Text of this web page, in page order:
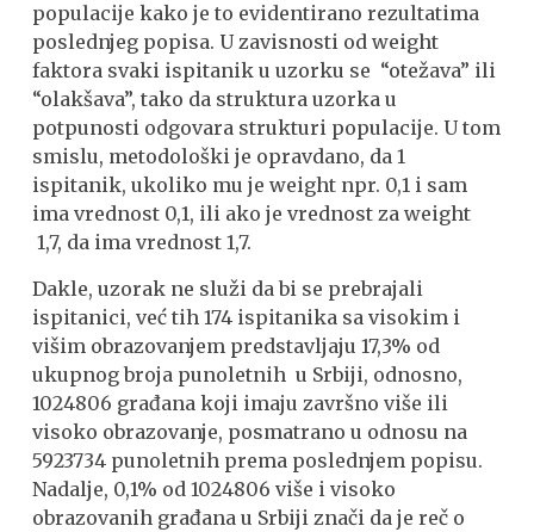
populacije kako je to evidentirano rezultatima
poslednjeg popisa. U zavisnosti od weight
faktora svaki ispitanik u uzorku se “otežava” ili
“olakšava”, tako da struktura uzorka u
potpunosti odgovara strukturi populacije. U tom
smislu, metodološki je opravdano, da 1
ispitanik, ukoliko mu je weight npr. 0,1 i sam
ima vrednost 0,1, ili ako je vrednost za weight
1,7, da ima vrednost 1,7.
Dakle, uzorak ne služi da bi se prebrajali
ispitanici, već tih 174 ispitanika sa visokim i
višim obrazovanjem predstavljaju 17,3% od
ukupnog broja punoletnih u Srbiji, odnosno,
1024806 građana koji imaju završno više ili
visoko obrazovanje, posmatrano u odnosu na
5923734 punoletnih prema poslednjem popisu.
Nadalje, 0,1% od 1024806 više i visoko
obrazovanih građana u Srbiji znači da je reč o